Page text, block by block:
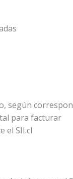
según
para facturar
el SII.cl